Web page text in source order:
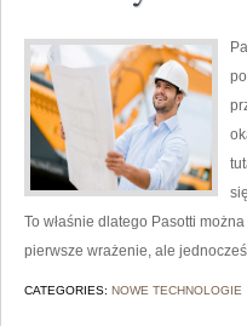
To właśnie dlatego Pasotti
pierwsze wrażenie, ale
CATEGORIES: NOWE TECHNOLOGIE